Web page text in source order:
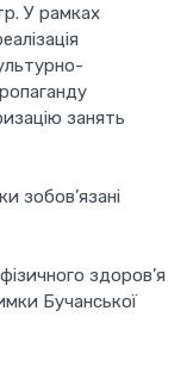
У рамках
занять
зобов’язані
здоров’я
Бучанської